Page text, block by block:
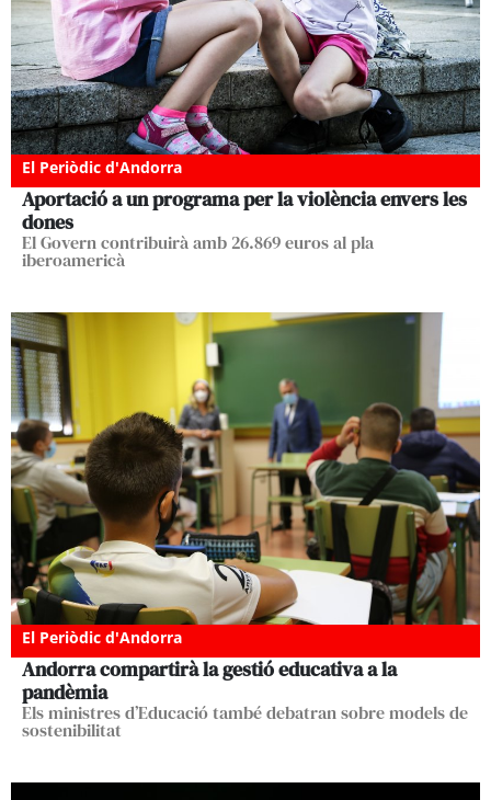
El Periòdic d'Andorra
Aportació a un programa per la violència envers les
dones
El Govern contribuirà amb 26.869 euros al pla
iberoamericà
El Periòdic d'Andorra
Andorra compartirà la gestió educativa a la
pandèmia
Els ministres d’Educació també debatran sobre models de
sostenibilitat